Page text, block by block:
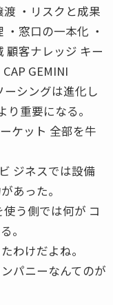
・リスクと成果
窓口の一本化 ・
顧客ナレッジ キー
GEMINI
シングは進化し
り重要になる。
ケット 全部を牛
ジネスでは設備
あった。
う側では何が コ
。
わけだよね。
パニーなんてのが